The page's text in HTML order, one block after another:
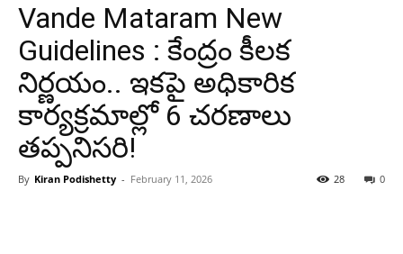
Vande Mataram New
Guidelines : కేంద్రం కీలక
నిర్ణయం.. ఇకపై అధికారిక
కార్యక్రమాల్లో 6 చరణాలు
తప్పనిసరి!
By Kiran Podishetty - February 11, 2026 0
28